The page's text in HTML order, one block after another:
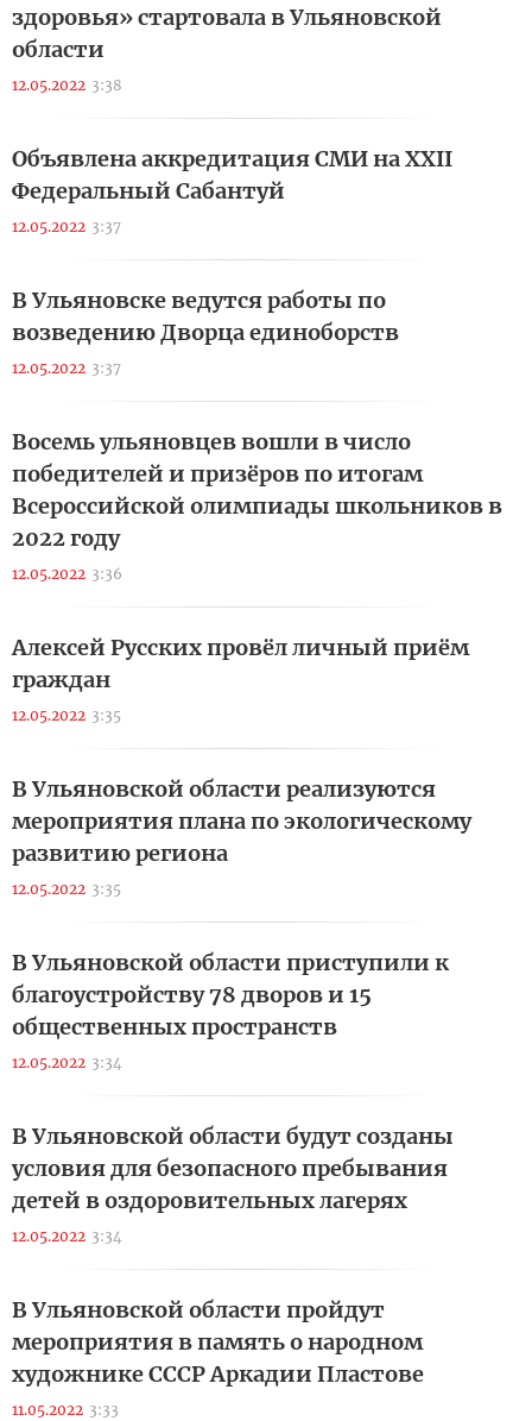
здоровья» стартовала в Ульяновской
области
12.05.2022 3:38
Объявлена аккредитация СМИ на XXII
Федеральный Сабантуй
12.05.2022 3:37
В Ульяновске ведутся работы по
возведению Дворца единоборств
12.05.2022 3:37
Восемь ульяновцев вошли в число
победителей и призёров по итогам
Всероссийской олимпиады школьников в
2022 году
12.05.2022 3:36
Алексей Русских провёл личный приём
граждан
12.05.2022 3:35
В Ульяновской области реализуются
мероприятия плана по экологическому
развитию региона
12.05.2022 3:35
В Ульяновской области приступили к
благоустройству 78 дворов и 15
общественных пространств
12.05.2022 3:34
В Ульяновской области будут созданы
условия для безопасного пребывания
детей в оздоровительных лагерях
12.05.2022 3:34
В Ульяновской области пройдут
мероприятия в память о народном
художнике СССР Аркадии Пластове
11.05.2022 3:33